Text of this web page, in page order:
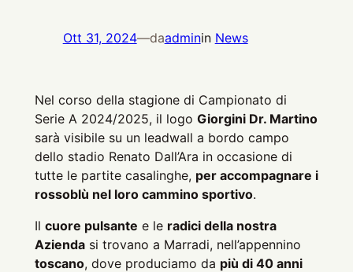
Ott 31, 2024—daadminin News
Nel corso della stagione di Campionato di
Serie A 2024/2025, il logo Giorgini Dr. Martino
sarà visibile su un leadwall a bordo campo
dello stadio Renato Dall’Ara in occasione di
tutte le partite casalinghe, per accompagnare i
rossoblù nel loro cammino sportivo.
Il cuore pulsante e le radici della nostra
Aziendasi trovano a Marradi, nell’appennino
toscano, dove produciamo da più di 40 anni